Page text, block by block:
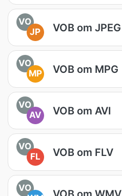
VO
JP
VOB om JPEG
VO
MP
VOB om MPG
VO
AV
VOB om AVI
VO
FL
VOB om FLV
VO